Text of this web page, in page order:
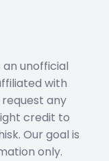
an unofficial
with
any
credit to
Our goal is
only.